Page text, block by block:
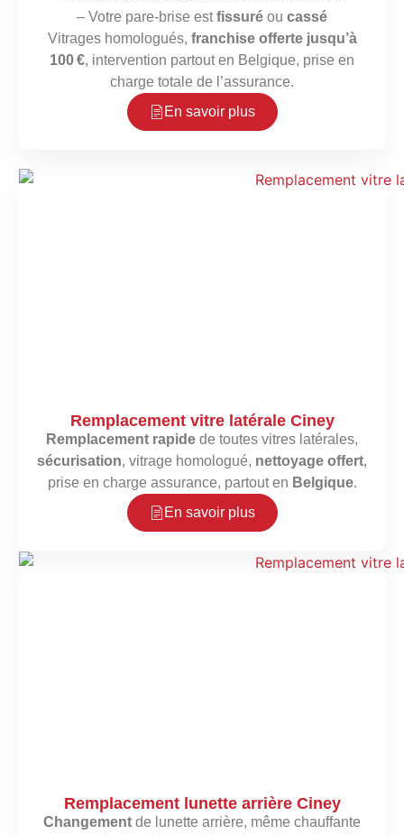
– Votre pare-brise estfissuré ou cassé
Vitrages homologués, franchise offerte jusqu’à
100 €, intervention partout en Belgique, prise en
charge totale de l’assurance.
En savoir plus
Remplacement vitre latérale Ciney
Remplacement rapide de toutes vitres latérales,
sécurisation, vitrage homologué, nettoyage offert,
prise en charge assurance, partout en Belgique.
En savoir plus
Remplacement lunette arrière Ciney
Changement de lunette arrière, même chauffante